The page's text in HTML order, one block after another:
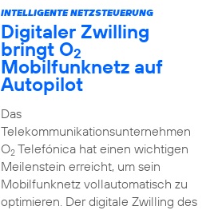
INTELLIGENTE NETZSTEUERUNG
Digitaler Zwilling
bringt O2
Mobilfunknetz auf
Autopilot
Das
Telekommunikationsunternehmen
O2Telefónica hat einen wichtigen
Meilenstein erreicht, um sein
Mobilfunknetz vollautomatisch zu
optimieren. Der digitale Zwilling des